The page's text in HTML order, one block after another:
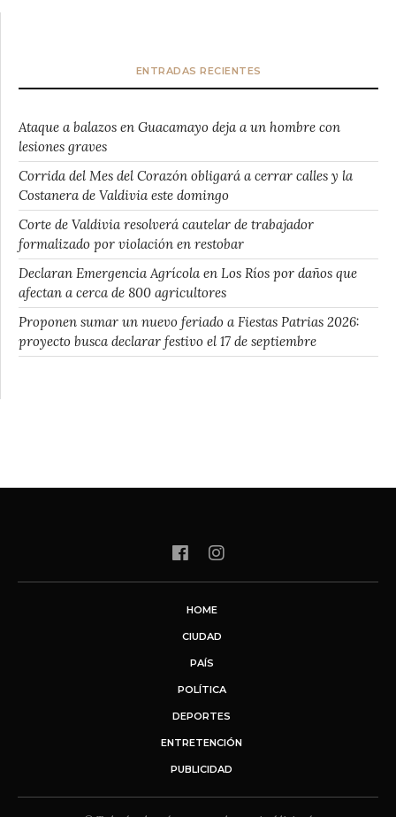
ENTRADAS RECIENTES
Ataque a balazos en Guacamayo deja a un hombre con
lesiones graves
Corrida del Mes del Corazón obligará a cerrar calles y la
Costanera de Valdivia este domingo
Corte de Valdivia resolverá cautelar de trabajador
formalizado por violación en restobar
Declaran Emergencia Agrícola en Los Ríos por daños que
afectan a cerca de 800 agricultores
Proponen sumar un nuevo feriado a Fiestas Patrias 2026:
proyecto busca declarar festivo el 17 de septiembre
HOME
CIUDAD
PAÍS
POLÍTICA
DEPORTES
ENTRETENCIÓN
PUBLICIDAD